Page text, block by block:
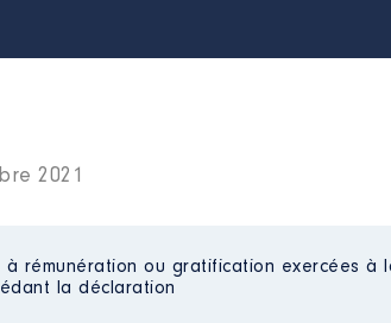
2021
rémunération ou gratification exercées à
la déclaration